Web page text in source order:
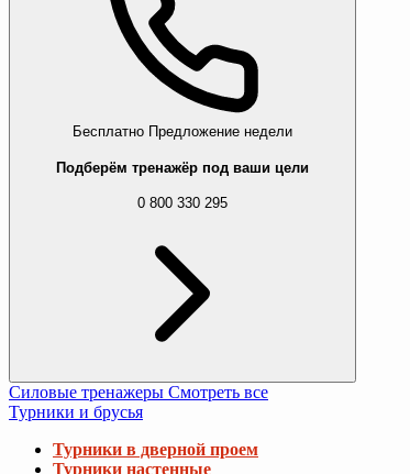
Бесплатно Предложение недели
Подберём тренажёр под ваши цели
0 800 330 295
Силовые тренажеры Смотреть все
Турники и брусья
Турники в дверной проем
Турники настенные